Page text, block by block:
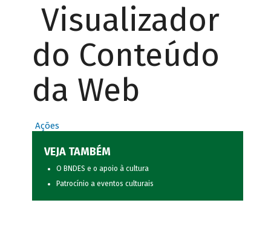
Visualizador
do Conteúdo
da Web
Ações
VEJA TAMBÉM
O BNDES e o apoio à cultura
Patrocínio a eventos culturais